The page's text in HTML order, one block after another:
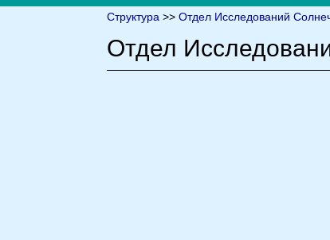
Структура >>Отдел Исследований
Отдел